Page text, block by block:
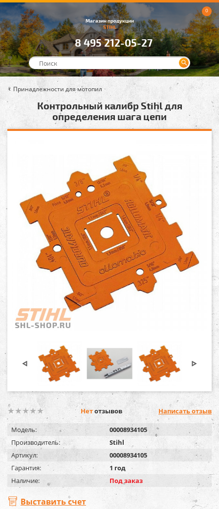
Магазин продукции
STIHL
8 495 212-05-27
0
Принадлежности для мотопил
Контрольный калибр Stihl для
определения шага цепи
Нетотзывов Написать отзыв
Модель:
00008934105
Производитель:
Stihl
Артикул:
00008934105
Гарантия:
1 год
Наличие:
Под заказ
Выставить счет